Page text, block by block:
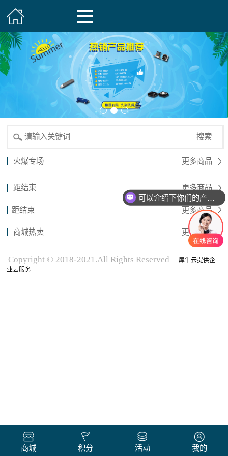
搜索
火爆专场 更多商品
距结束 更多商品
距结束 更多商品
商城热卖 更多商品
Copyright © 2018-2021.All Rights Reserved
犀牛云提供企
业云服务
商城 积分 活动 我的